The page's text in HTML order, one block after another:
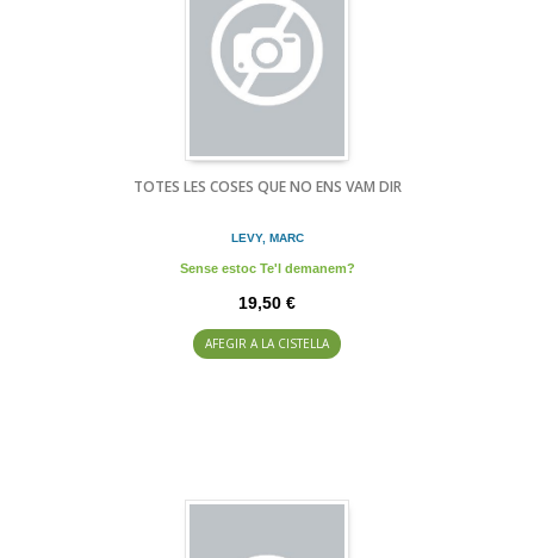
TOTES LES COSES QUE NO ENS VAM DIR
LEVY, MARC
Sense estoc Te'l demanem?
19,50 €
AFEGIR A LA CISTELLA